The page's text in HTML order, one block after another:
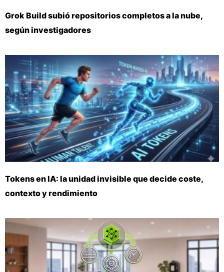
Grok Build subió repositorios completos a la nube,
según investigadores
Tokens en IA: la unidad invisible que decide coste,
contexto y rendimiento